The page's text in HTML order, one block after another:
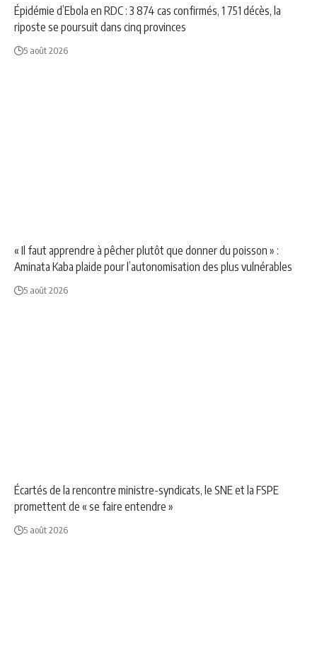
Épidémie d’Ebola en RDC : 3 874 cas confirmés, 1 751 décès, la
riposte se poursuit dans cinq provinces
5 août 2026
« Il faut apprendre à pêcher plutôt que donner du poisson » :
Aminata Kaba plaide pour l’autonomisation des plus vulnérables
5 août 2026
Écartés de la rencontre ministre-syndicats, le SNE et la FSPE
promettent de « se faire entendre »
5 août 2026